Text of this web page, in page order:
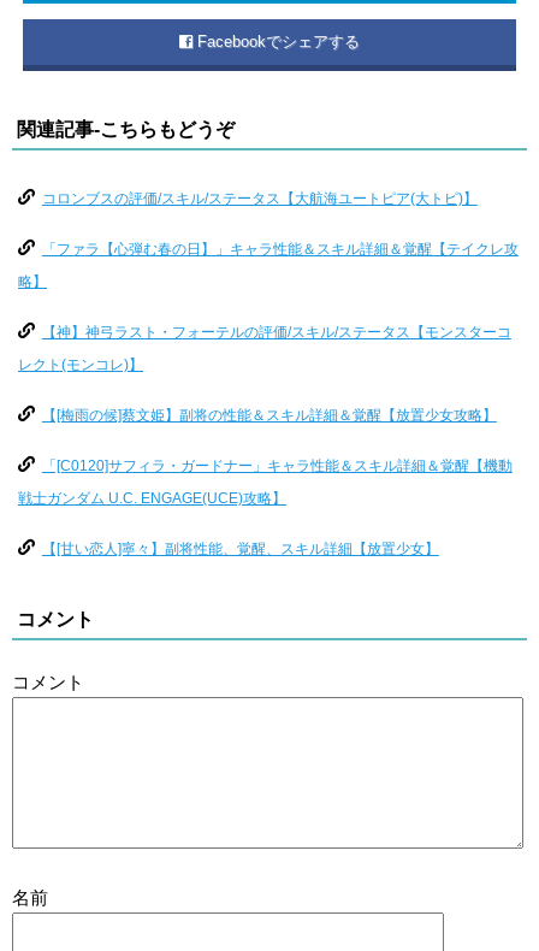
Facebookでシェアする
関連記事-こちらもどうぞ
コロンブスの評価/スキル/ステータス【大航海ユートピア(大トピ)】
「ファラ【心弾む春の日】」キャラ性能＆スキル詳細＆覚醒【テイクレ攻
略】
【神】神弓ラスト・フォーテルの評価/スキル/ステータス【モンスターコ
レクト(モンコレ)】
【[梅雨の候]蔡文姫】副将の性能＆スキル詳細＆覚醒【放置少女攻略】
「[C0120]サフィラ・ガードナー」キャラ性能＆スキル詳細＆覚醒【機動
戦士ガンダム U.C. ENGAGE(UCE)攻略】
【[甘い恋人]寧々】副将性能、覚醒、スキル詳細【放置少女】
コメント
コメント
名前